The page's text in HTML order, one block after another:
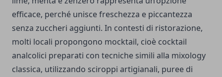
efficace, perché unisce freschezza e piccantezza
senza zuccheri aggiunti. In contesti di ristorazione,
molti locali propongono mocktail, cioè cocktail
analcolici preparati con tecniche simili alla mixology
classica, utilizzando sciroppi artigianali, puree di